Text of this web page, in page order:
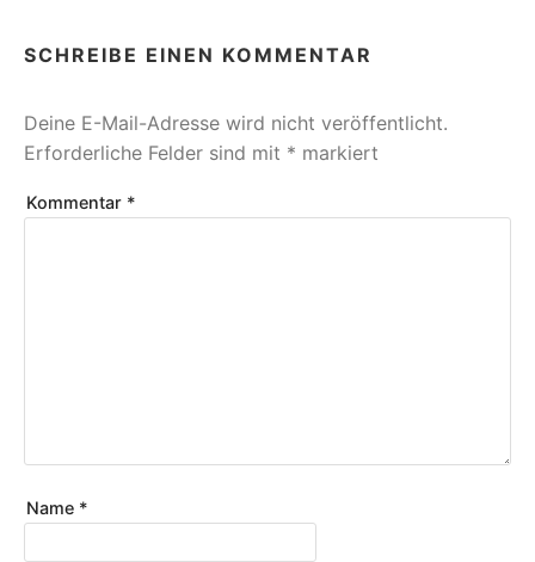
SCHREIBE EINEN KOMMENTAR
Deine E-Mail-Adresse wird nicht veröffentlicht.
Erforderliche Felder sind mit * markiert
Kommentar *
Name *